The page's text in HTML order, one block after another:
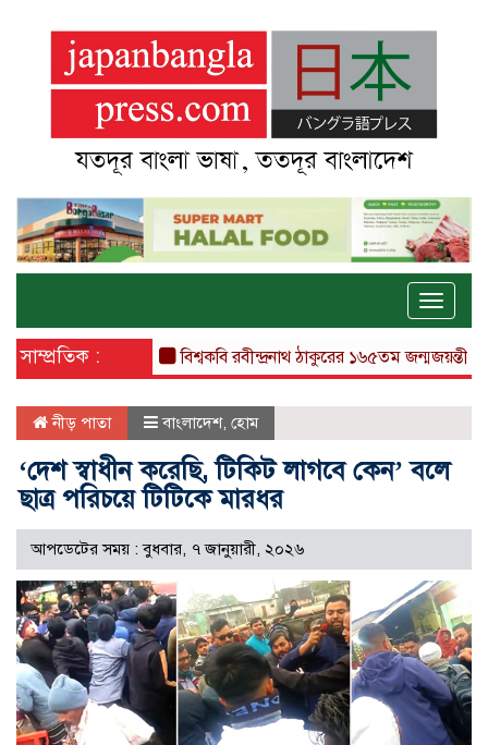
Toggle
সাম্প্রতিক : বিশ্বকবি রবীন্দ্রনাথ ঠাকুরের ১৬৫তম জন্মজয়ন্তী আজ
নীড় পাতা বাংলাদেশ, হোম
‘দেশ স্বাধীন করেছি, টিকিট লাগবে কেন’ বলে
ছাত্র পরিচয়ে টিটিকে মারধর
আপডেটের সময় : বুধবার, ৭ জানুয়ারী, ২০২৬